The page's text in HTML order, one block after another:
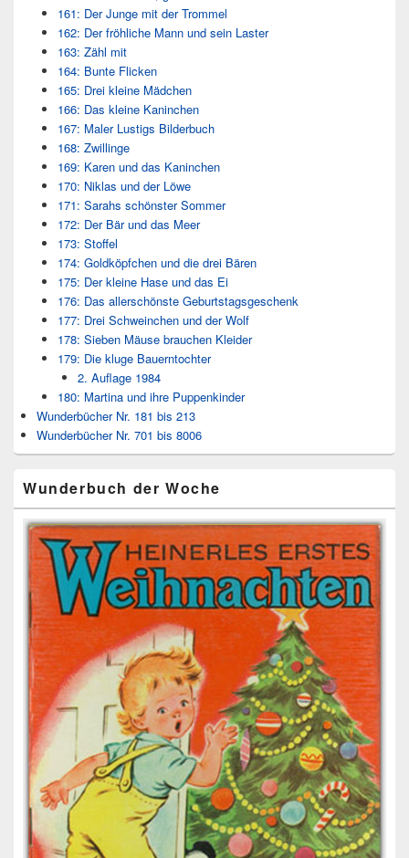
161: Der Junge mit der Trommel
162: Der fröhliche Mann und sein Laster
163: Zähl mit
164: Bunte Flicken
165: Drei kleine Mädchen
166: Das kleine Kaninchen
167: Maler Lustigs Bilderbuch
168: Zwillinge
169: Karen und das Kaninchen
170: Niklas und der Löwe
171: Sarahs schönster Sommer
172: Der Bär und das Meer
173: Stoffel
174: Goldköpfchen und die drei Bären
175: Der kleine Hase und das Ei
176: Das allerschönste Geburtstagsgeschenk
177: Drei Schweinchen und der Wolf
178: Sieben Mäuse brauchen Kleider
179: Die kluge Bauerntochter
2. Auflage 1984
180: Martina und ihre Puppenkinder
Wunderbücher Nr. 181 bis 213
Wunderbücher Nr. 701 bis 8006
Wunderbuch der Woche